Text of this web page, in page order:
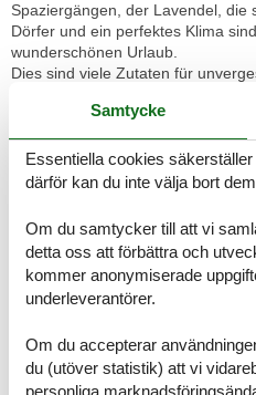
Spaziergängen, der Lavendel, die
Dörfer und ein perfektes Klima
wunderschönen Urlaub.
Dies sind viele Zutaten für
UMGEBUNG
Castellane hat 1539 Einwohner –
Präfektur.
Kalkformation, die sich lohnt und
Provence. Eine Stadt mit einer
Passage, die die Alpen mit dem
seinen engen Gassen, die alten
verleihen ihm ein typisch
es gibt viele natürliche
den Parc du Mercantour im
La Bonette), die Schluchten des
Samtycke
Essentiella cookies
därför kan du inte välja bort
Om du samtycker till att vi
detta oss att förbättra och
kommer anonymiserade
underleverantörer.
Om du accepterar
du (utöver statistik) att vi
personliga